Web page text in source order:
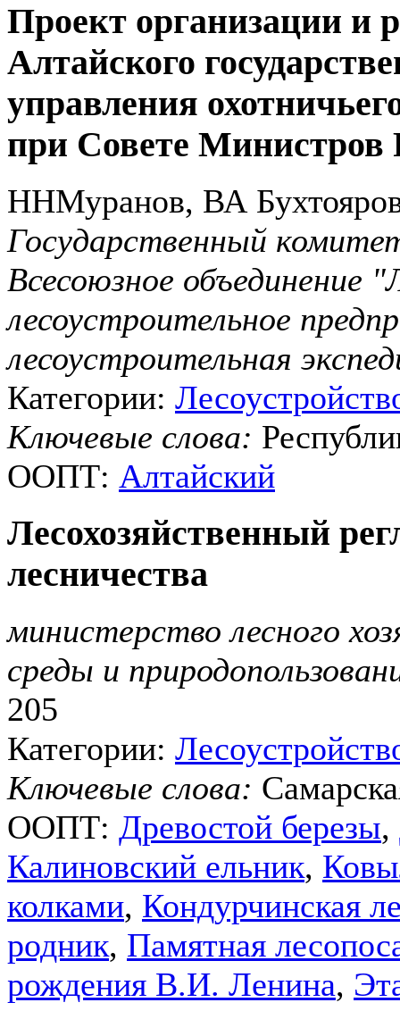
Проект организации и
Алтайского
управления
при Совете
ННМуранов, ВА
Государственный
Всесоюзное объединение
лесоустроительное
лесоустроительная
Категории:
Ключевые слова:
ООПТ: Алтайский
Лесохозяйственный
лесничества
министерство лесного
среды и
205
Категории:
Ключевые слова:
ООПТ: Древостой березы,
Калиновский ельник,
колками, Кондурчинская
родник, Памятная
рождения В.И. Ленина,